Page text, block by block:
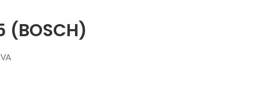
(BOSCH)